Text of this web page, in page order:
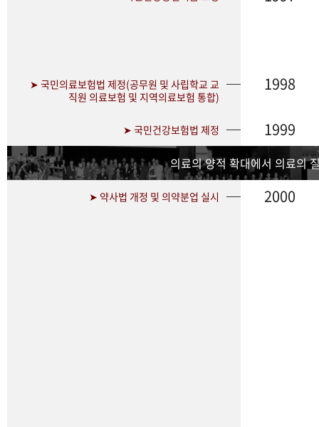
➤ 국민의료보험법 제정(공무원 및 사립학교 교
직원 의료보험 및 지역의료보험 통합)
1998
➤ 국민건강보험법 제정 1999
의료의 양적 확대에서 의료의
➤ 약사법 개정 및 의약분업 실시 2000